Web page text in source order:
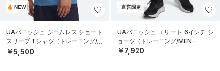
NEW
UAバニッシュ シームレス ショート
スリーブ Tシャツ（トレーニング/M
EN）
￥5,500
直営限定
UAバニッシュ エリート 6インチ シ
ョーツ（トレーニング/MEN）
￥7,920